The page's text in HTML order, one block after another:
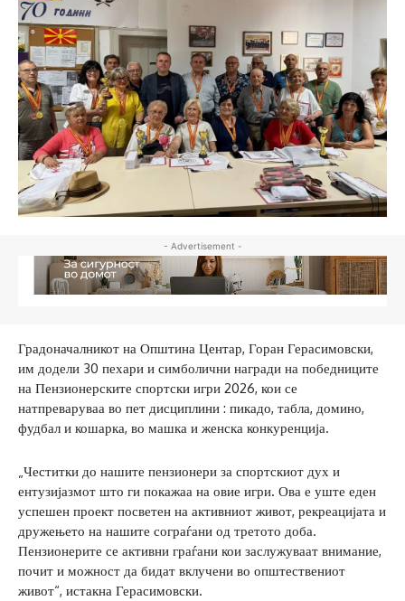
- Advertisement -
Градоначалникот на Општина Центар, Горан Герасимовски,
им додели 30 пехари и симболични награди на победниците
на Пензионерските спортски игри 2026, кои се
натпреваруваа во пет дисциплини : пикадо, табла, домино,
фудбал и кошарка, во машка и женска конкуренција.
„Честитки до нашите пензионери за спортскиот дух и
ентузијазмот што ги покажаа на овие игри. Ова е уште еден
успешен проект посветен на активниот живот, рекреацијата и
дружењето на нашите сограѓани од третото доба.
Пензионерите се активни граѓани кои заслужуваат внимание,
почит и можност да бидат вклучени во општествениот
живот“, истакна Герасимовски.